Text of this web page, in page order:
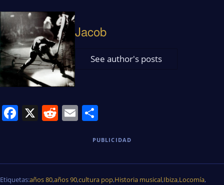
Jacob
See author's posts
Facebook
X Reddit
Email
PUBLICIDAD
Etiquetas:años 80,años 90,cultura pop,Historia musical,Ibiza,Locomía,